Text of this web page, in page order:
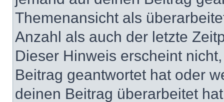
Themenansicht als
Anzahl als auch der letzte
Dieser Hinweis erscheint
Beitrag geantwortet hat oder
deinen Beitrag überarbeitet